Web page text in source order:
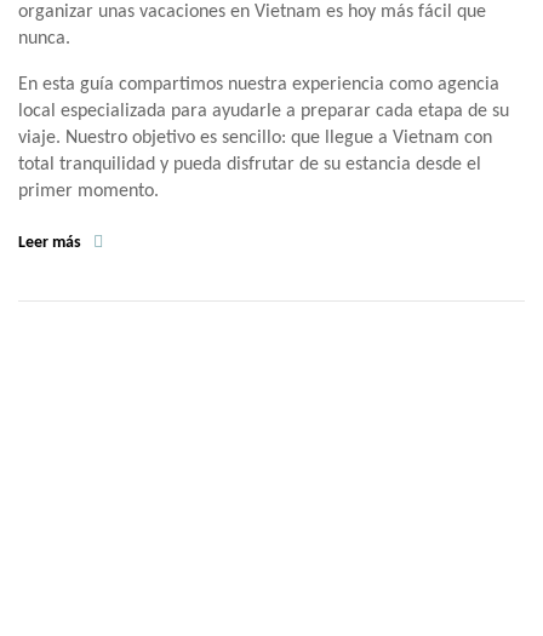
organizar unas vacaciones en Vietnam es hoy más fácil que
nunca.
En esta guía compartimos nuestra experiencia como agencia
local especializada para ayudarle a preparar cada etapa de su
viaje. Nuestro objetivo es sencillo: que llegue a Vietnam con
total tranquilidad y pueda disfrutar de su estancia desde el
primer momento.
Leer más